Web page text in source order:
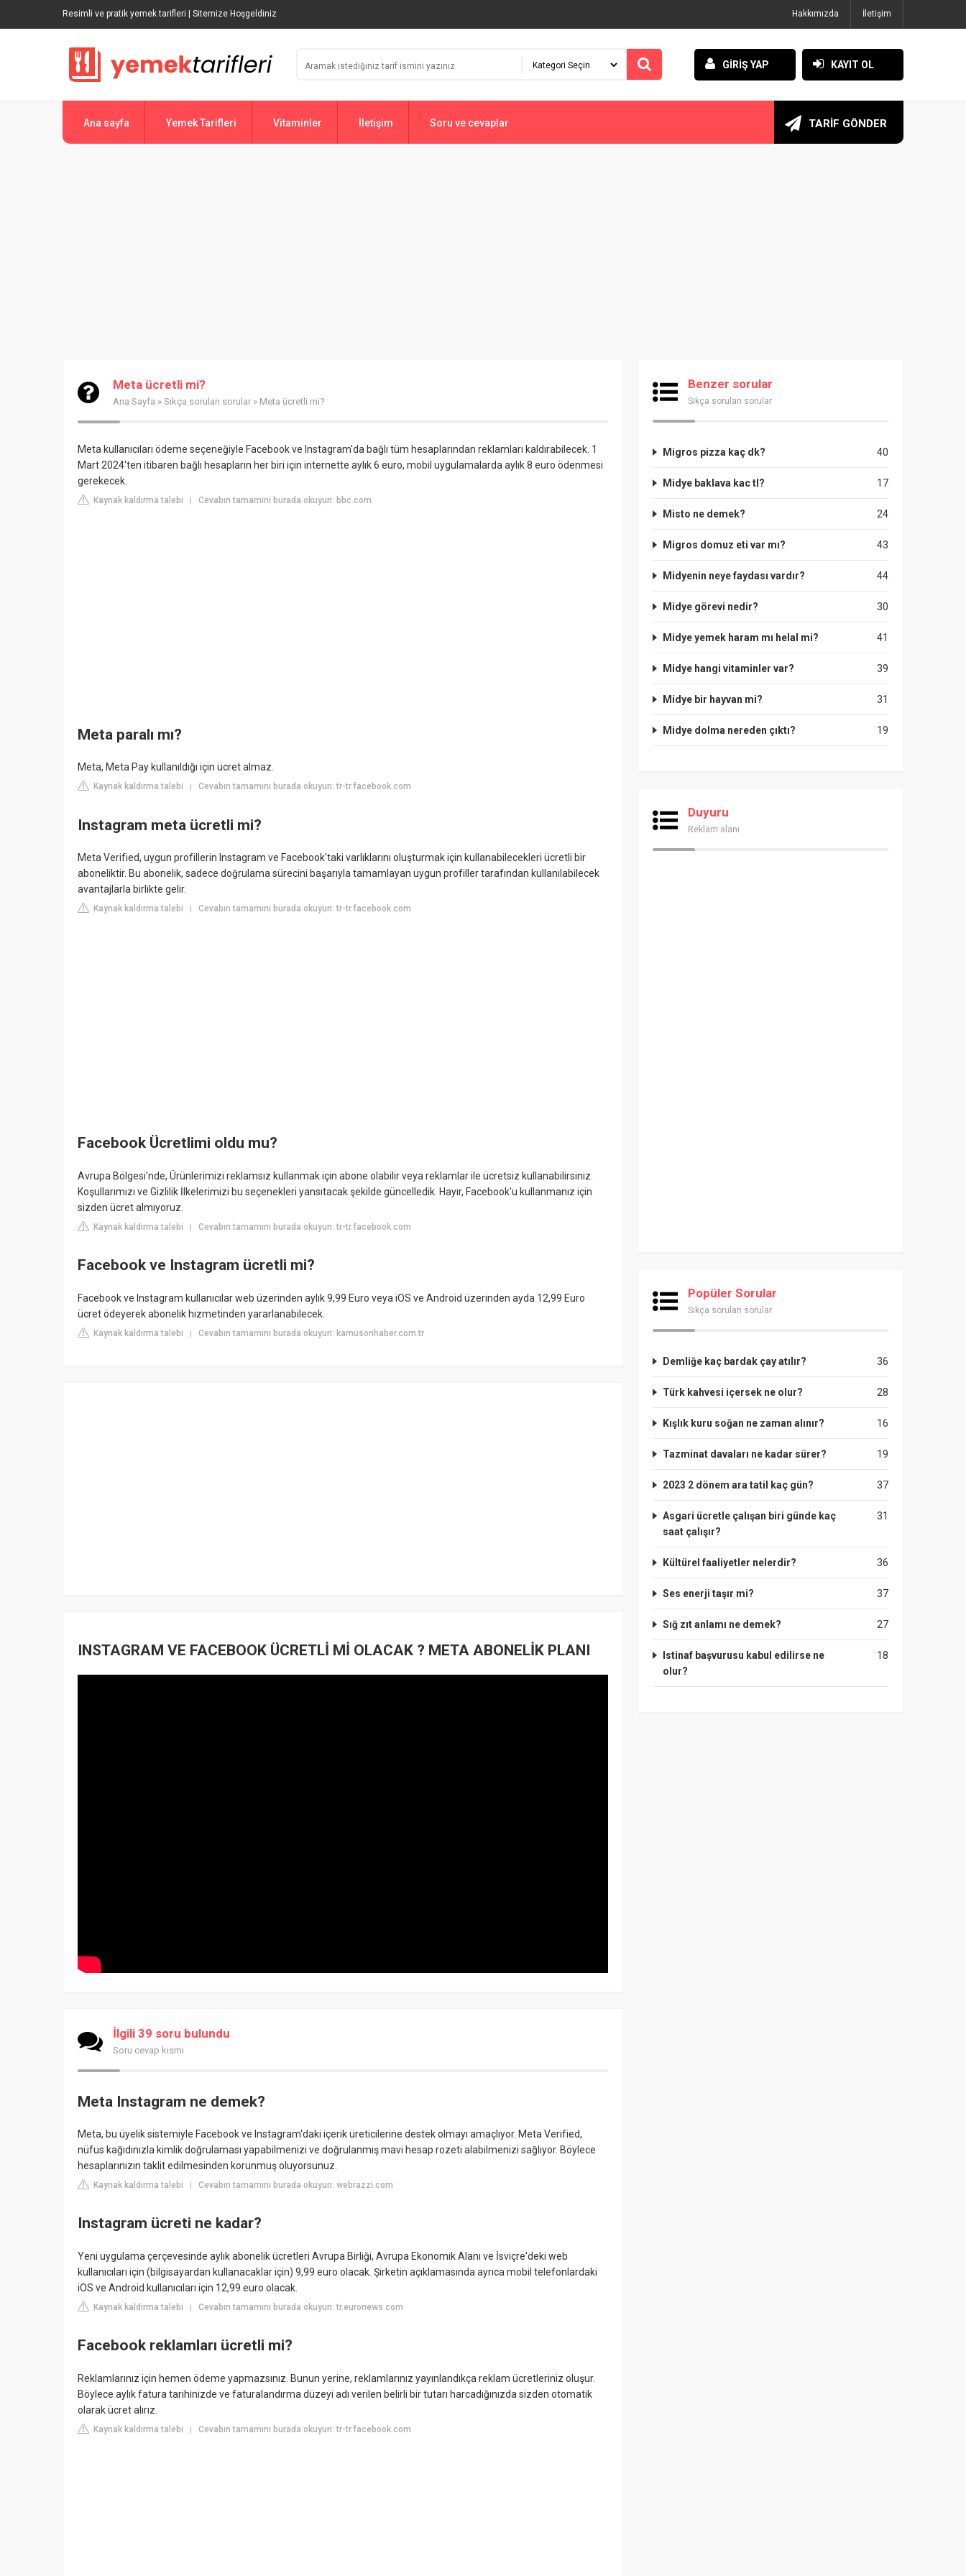
Resimli ve pratik yemek tarifleri | Sitemize Hoşgeldiniz Hakkımızda İletişim
GİRİŞ YAP KAYIT OL
Ana sayfa Yemek Tarifleri Vitaminler İletişim Soru ve cevaplar TARİF GÖNDER
Meta ücretli mi?
Ana Sayfa » Sıkça sorulan sorular » Meta ücretli mi?
Meta kullanıcıları ödeme seçeneğiyle Facebook ve Instagram'da bağlı tüm hesaplarından reklamları kaldırabilecek. 1
Mart 2024'ten itibaren bağlı hesapların her biri için internette aylık 6 euro, mobil uygulamalarda aylık 8 euro ödenmesi
gerekecek.
Kaynak kaldırma talebi | Cevabın tamamını burada okuyun: bbc.com
Meta paralı mı?
Meta, Meta Pay kullanıldığı için ücret almaz.
Kaynak kaldırma talebi Cevabın tamamını burada okuyun: tr-tr.facebook.com
Instagram meta ücretli mi?
Meta Verified, uygun profillerin Instagram ve Facebook'taki varlıklarını oluşturmak için kullanabilecekleri ücretli bir
aboneliktir. Bu abonelik, sadece doğrulama sürecini başarıyla tamamlayan uygun profiller tarafından kullanılabilecek
avantajlarla birlikte gelir.
Kaynak kaldırma talebi Cevabın tamamını burada okuyun: tr-tr.facebook.com
Facebook Ücretlimi oldu mu?
Avrupa Bölgesi'nde, Ürünlerimizi reklamsız kullanmak için abone olabilir veya reklamlar ile ücretsiz kullanabilirsiniz.
Koşullarımızı ve Gizlilik İlkelerimizi bu seçenekleri yansıtacak şekilde güncelledik. Hayır, Facebook'u kullanmanız için
sizden ücret almıyoruz.
Kaynak kaldırma talebi | Cevabın tamamını burada okuyun: tr-tr.facebook.com
Facebook ve Instagram ücretli mi?
Facebook ve Instagram kullanıcılar web üzerinden aylık 9,99 Euro veya iOS ve Android üzerinden ayda 12,99 Euro
ücret ödeyerek abonelik hizmetinden yararlanabilecek.
Kaynak kaldırma talebi | Cevabın tamamını burada okuyun: kamusonhaber.com.tr
INSTAGRAM VE FACEBOOK ÜCRETLİ Mİ OLACAK ? META ABONELİK PLANI
İlgili 39 soru bulundu
Soru cevap kısmı
Meta Instagram ne demek?
Meta, bu üyelik sistemiyle Facebook ve Instagram'daki içerik üreticilerine destek olmayı amaçlıyor. Meta Verified,
nüfus kağıdınızla kimlik doğrulaması yapabilmenizi ve doğrulanmış mavi hesap rozeti alabilmenizi sağlıyor. Böylece
hesaplarınızın taklit edilmesinden korunmuş oluyorsunuz.
Kaynak kaldırma talebi | Cevabın tamamını burada okuyun: webrazzi.com
Instagram ücreti ne kadar?
Yeni uygulama çerçevesinde aylık abonelik ücretleri Avrupa Birliği, Avrupa Ekonomik Alanı ve İsviçre'deki web
kullanıcıları için (bilgisayardan kullanacaklar için) 9,99 euro olacak. Şirketin açıklamasında ayrıca mobil telefonlardaki
iOS ve Android kullanıcıları için 12,99 euro olacak.
Kaynak kaldırma talebi | Cevabın tamamını burada okuyun: tr.euronews.com
Facebook reklamları ücretli mi?
Reklamlarınız için hemen ödeme yapmazsınız. Bunun yerine, reklamlarınız yayınlandıkça reklam ücretleriniz oluşur.
Böylece aylık fatura tarihinizde ve faturalandırma düzeyi adı verilen belirli bir tutarı harcadığınızda sizden otomatik
olarak ücret alırız.
Kaynak kaldırma talebi | Cevabın tamamını burada okuyun: tr-tr.facebook.com
Benzer sorular
Sıkça sorulan sorular
40
Migros pizza kaç dk?
17
Midye baklava kac tl?
24
Misto ne demek?
43
Migros domuz eti var mı?
44
Midyenin neye faydası vardır?
30
Midye görevi nedir?
41
Midye yemek haram mı helal mi?
39
Midye hangi vitaminler var?
31
Midye bir hayvan mi?
19
Midye dolma nereden çıktı?
Duyuru
Reklam alanı
Popüler Sorular
Sıkça sorulan sorular
36
Demliğe kaç bardak çay atılır?
28
Türk kahvesi içersek ne olur?
16
Kışlık kuru soğan ne zaman alınır?
19
Tazminat davaları ne kadar sürer?
37
2023 2 dönem ara tatil kaç gün?
31
Asgari ücretle çalışan biri günde kaç
saat çalışır?
36
Kültürel faaliyetler nelerdir?
37
Ses enerji taşır mi?
27
Sığ zıt anlamı ne demek?
18
Istinaf başvurusu kabul edilirse ne
olur?